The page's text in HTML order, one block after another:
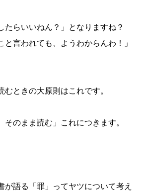
たらいいねん？」となりますね？
と言われても、ようわからんわ！」
むときの大原則はこれです。
そのまま読む」これにつきます。
が語る「罪」ってヤツについて考え